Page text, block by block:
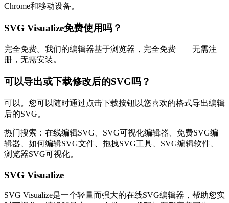
Chrome和移动设备。
SVG Visualize免费使用吗？
完全免费。我们的编辑器基于浏览器，完全免费——无需注
册，无需安装。
可以导出或下载修改后的SVG吗？
可以。您可以随时通过点击下载按钮以您喜欢的格式导出编辑
后的SVG。
热门搜索：在线编辑SVG、SVG可视化编辑器、免费SVG编
辑器、如何编辑SVG文件、拖拽SVG工具、SVG编辑软件、
浏览器SVG可视化。
SVG Visualize
SVG Visualize是一个轻量而强大的在线SVG编辑器，帮助您实